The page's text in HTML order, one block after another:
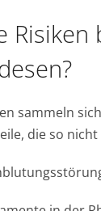
sammeln
die so